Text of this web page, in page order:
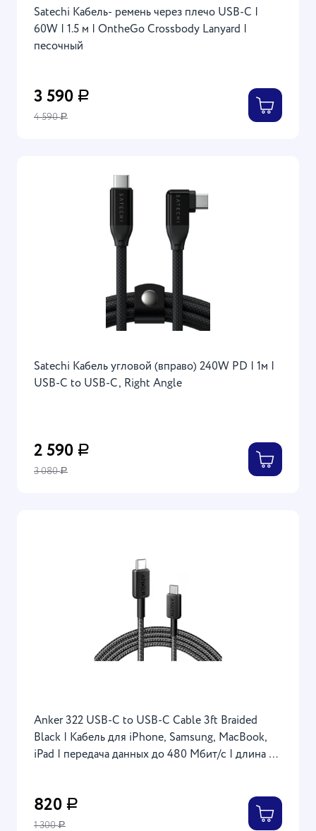
Satechi Кабель- ремень через плечо USB-C |
60W | 1.5 м | OntheGo Crossbody Lanyard |
песочный
3 590 Р
4 590Р
Satechi Кабель угловой (вправо) 240W PD | 1м |
USB-C to USB-C, Right Angle
2 590 Р
3 080Р
Anker 322 USB-C to USB-C Cable 3ft Braided
Black | Кабель для iPhone, Samsung, MacBook,
iPad | передача данных до 480 Мбит/с | длина 90
820 Р
1 300Р